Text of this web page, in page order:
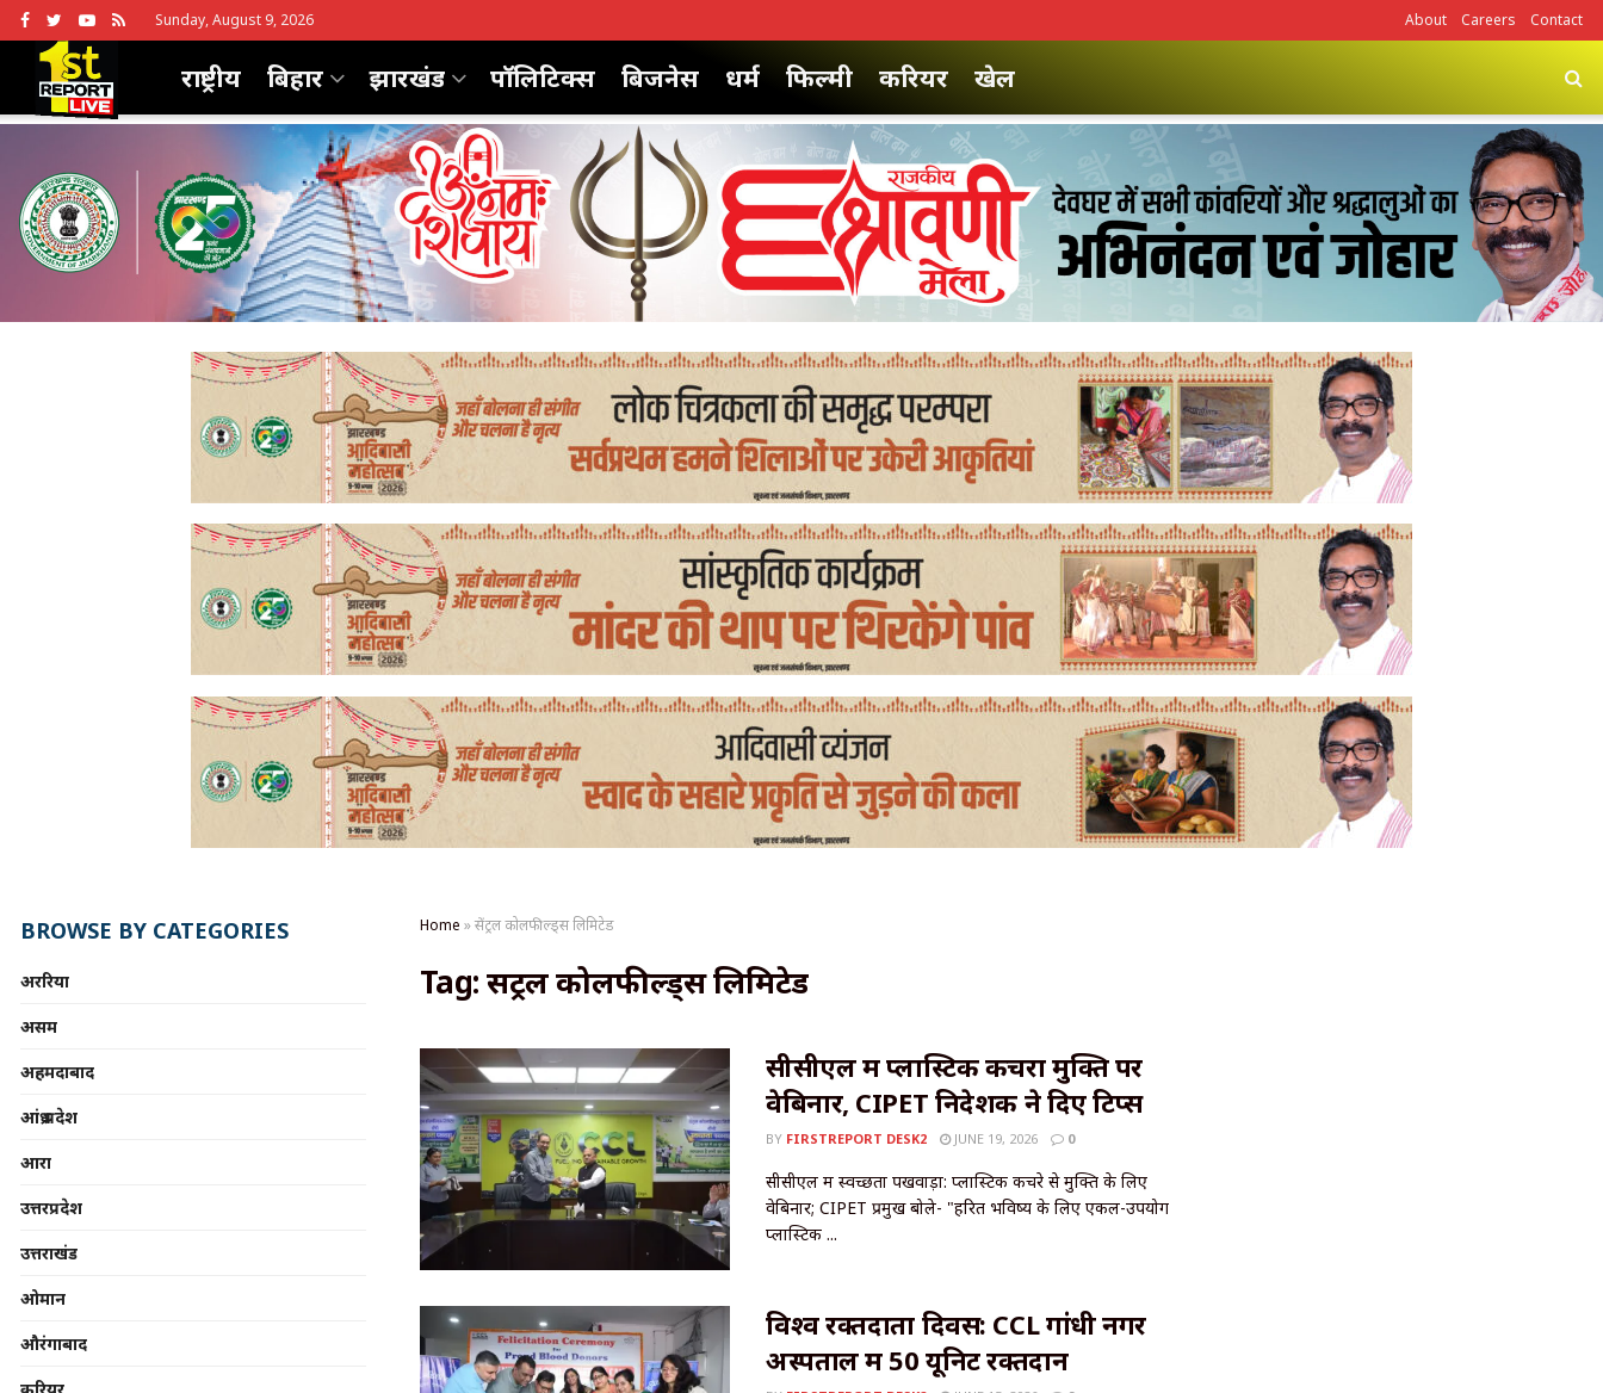
Sunday, August 9, 2026 About Careers Contact
राष्ट्रीय बिहार झारखंड पॉलिटिक्स बिजनेस धर्म फिल्मी करियर खेल
Home »सेंट्रल कोलफील्ड्स लिमिटेड
Tag:सेंट्रल कोलफील्ड्स लिमिटेड
सीसीएल में प्लास्टिक कचरा मुक्ति पर
वेबिनार, CIPET निदेशक ने दिए टिप्स
BY FIRSTREPORT DESK2 JUNE 19, 2026 0
सीसीएल में स्वच्छता पखवाड़ा: प्लास्टिक कचरे से मुक्ति के लिए
वेबिनार; CIPET प्रमुख बोले- "हरित भविष्य के लिए एकल-उपयोग
प्लास्टिक ...
विश्व रक्तदाता दिवस: CCL गांधी नगर
अस्पताल में 50 यूनिट रक्तदान
BROWSE BY CATEGORIES
अररिया
असम
अहमदाबाद
आंध्र प्रदेश
आरा
उत्तरप्रदेश
उत्तराखंड
ओमान
औरंगाबाद